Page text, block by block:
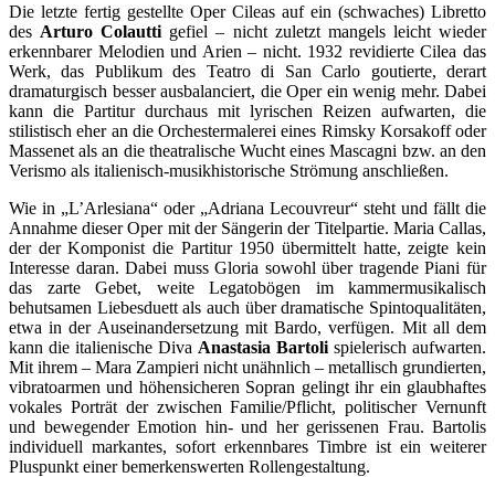
Die letzte fertig gestellte Oper Cileas auf ein (schwaches) Libretto
des Arturo Colautti gefiel – nicht zuletzt mangels leicht wieder
erkennbarer Melodien und Arien – nicht. 1932 revidierte Cilea das
Werk, das Publikum des Teatro di San Carlo goutierte, derart
dramaturgisch besser ausbalanciert, die Oper ein wenig mehr. Dabei
kann die Partitur durchaus mit lyrischen Reizen aufwarten, die
stilistisch eher an die Orchestermalerei eines Rimsky Korsakoff oder
Massenet als an die theatralische Wucht eines Mascagni bzw. an den
Verismo als italienisch-musikhistorische Strömung anschließen.
Wie in „L’Arlesiana“ oder „Adriana Lecouvreur“ steht und fällt die
Annahme dieser Oper mit der Sängerin der Titelpartie. Maria Callas,
der der Komponist die Partitur 1950 übermittelt hatte, zeigte kein
Interesse daran. Dabei muss Gloria sowohl über tragende Piani für
das zarte Gebet, weite Legatobögen im kammermusikalisch
behutsamen Liebesduett als auch über dramatische Spintoqualitäten,
etwa in der Auseinandersetzung mit Bardo, verfügen. Mit all dem
kann die italienische Diva Anastasia Bartoli spielerisch aufwarten.
Mit ihrem – Mara Zampieri nicht unähnlich – metallisch grundierten,
vibratoarmen und höhensicheren Sopran gelingt ihr ein glaubhaftes
vokales Porträt der zwischen Familie/Pflicht, politischer Vernunft
und bewegender Emotion hin- und her gerissenen Frau. Bartolis
individuell markantes, sofort erkennbares Timbre ist ein weiterer
Pluspunkt einer bemerkenswerten Rollengestaltung.